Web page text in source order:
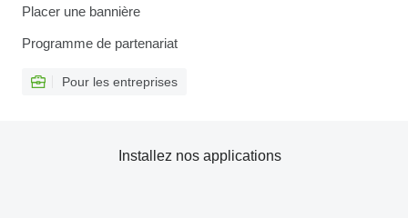
Placer une bannière
Programme de partenariat
Pour les entreprises
Installez nos applications